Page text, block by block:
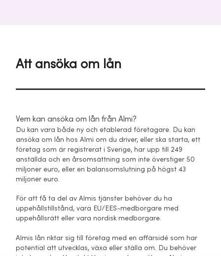
Att ansöka om lån
Vem kan ansöka om lån från Almi?
Du kan vara både ny och etablerad företagare. Du kan
ansöka om lån hos Almi om du driver, eller ska starta, ett
företag som är registrerat i Sverige, har upp till 249
anställda och en årsomsättning som inte överstiger 50
miljoner euro, eller en balansomslutning på högst 43
miljoner euro.
För att få ta del av Almis tjänster behöver du ha
uppehållstillstånd, vara EU/EES-medborgare med
uppehållsrätt eller vara nordisk medborgare.
Almis lån riktar sig till företag med en affärsidé som har
potential att utvecklas, växa eller ställa om. Du behöver